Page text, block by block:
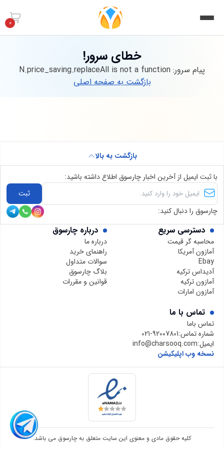
0
خطای سرور!
پیام سرور: N.price_saving.replaceAll is not a function
بازگشت به صفحه اصلی
دسترسی سریع
محاسبه گر قیمت
آمازون آمریکا
Ebay
آدیداس ترکیه
آمازون ترکیه
آمازون امارات
درباره چارسوق
درباره ما
راهنمای خرید
سوالات متداول
بلاگ چارسوق
قوانین و مقررات
تماس با ما
تماس باما
شماره تماس:021-92007801
ایمیل:info@charsooq.com
نسخه وب اپلیکیشن
بازگشت به بالا
با ثبت ایمیل از آخرین اخبار چارسوق اطلاع داشته باشید:
ثبت
چارسوق را دنبال کنید:
کلیه حقوق مادی و معنوی این سایت متعلق به چارسوق می باشد.